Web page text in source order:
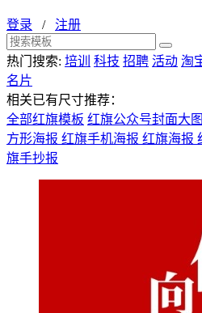
登录 / 注册
热门搜索: 培训 科技 招聘 活动 淘
名片
相关已有尺寸推荐：
全部红旗模板 红旗公众号封面大图
方形海报 红旗手机海报 红旗海报
旗手抄报